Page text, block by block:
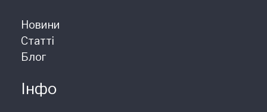
Новини
Статті
Блог
Інфо